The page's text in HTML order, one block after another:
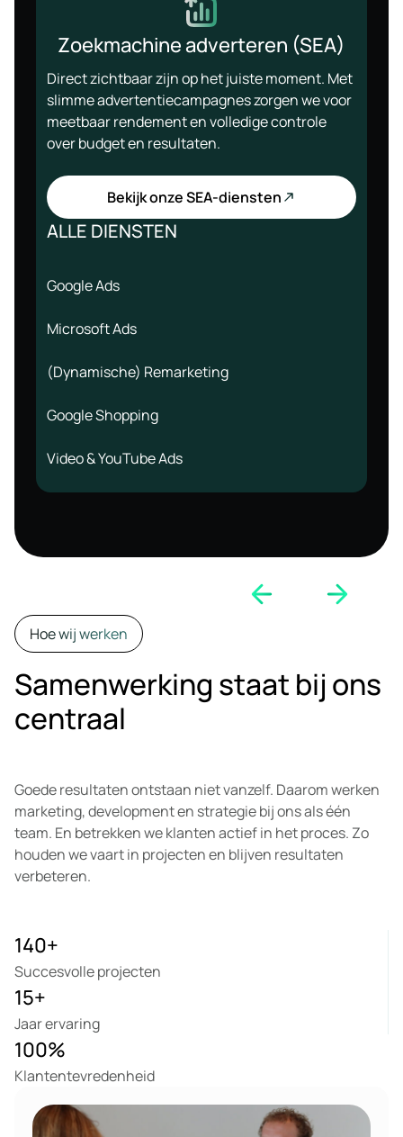
Zoekmachine adverteren (SEA)
Direct zichtbaar zijn op het juiste moment. Met
slimme advertentiecampagnes zorgen we voor
meetbaar rendement en volledige controle
over budget en resultaten.
Bekijk onze SEA-diensten
ALLE DIENSTEN
Google Ads
Microsoft Ads
(Dynamische) Remarketing
Google Shopping
Video & YouTube Ads
Hoe wij werken
Samenwerking staat bij ons
centraal
Goede resultaten ontstaan niet vanzelf. Daarom werken
marketing, development en strategie bij ons als één
team. En betrekken we klanten actief in het proces. Zo
houden we vaart in projecten en blijven resultaten
verbeteren.
Succesvolle projecten
140+
Jaar ervaring
15+
Klantentevredenheid
100%